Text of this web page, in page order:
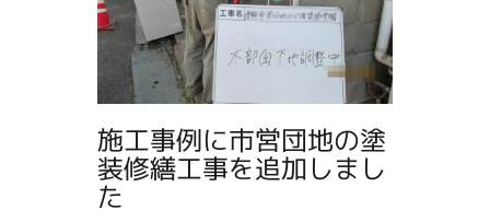
施工事例に市営団地の塗
装修繕工事を追加しまし
た